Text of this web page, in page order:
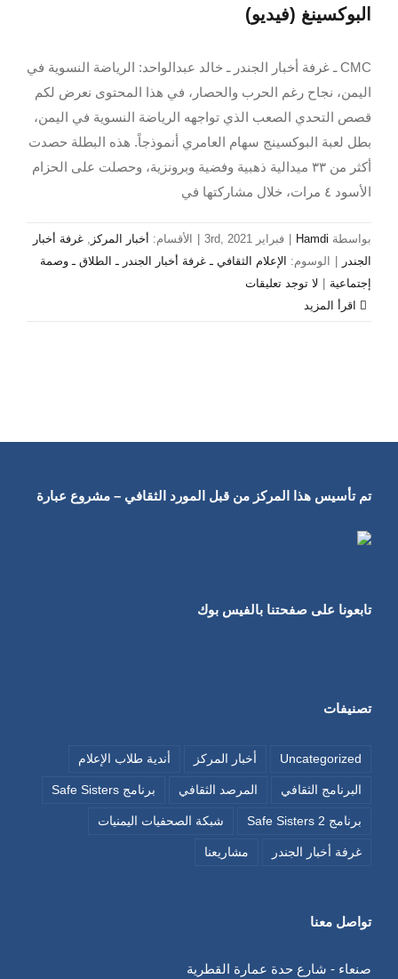
البوكسينغ (فيديو)
CMC ـ غرفة أخبار الجندر ـ خالد عبدالواحد: الرياضة النسوية في
اليمن، نجاح رغم الحرب والحصار، في هذا المحتوى نعرض لكم
قصص التحدي الصعب الذي تواجهه الرياضة النسوية في اليمن،
بطل لعبة البوكسينج سهام العامري أنموذجاً. هذه البطلة حصدت
أكثر من ٣٣ ميدالية ذهبية وفضية وبرونزية، وحصلت على الحزام
الأسود ٤ مرات، خلال مشاركتها في
بواسطة Hamdi فبراير 3rd, 2021 الأقسام: أخبار المركز , غرفة أخبار
الجندر
الوسوم:
الإعلام الثقافي ـ غرفة أخبار الجندر ـ الطلاق ـ وصمة
إجتماعية
لا توجد تعليقات
تم تأسيس هذا المركز من قبل المورد الثقافي – مشروع عبارة
تابعونا على صفحتنا بالفيس بوك
تصنيفات
Uncategorized أخبار المركز أندية طلاب الإعلام
البرنامج الثقافي المرصد الثقافي برنامج Safe Sisters
برنامج Safe Sisters 2 شبكة الصحفيات اليمنيات
غرفة أخبار الجندر مشاريعنا
تواصل معنا
صنعاء - شارع حدة عمارة القطرية